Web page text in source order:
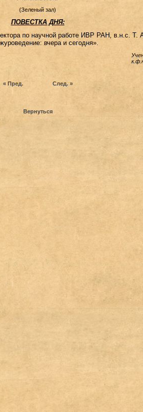
(Зеленый зал)
ПОВЕСТКА ДНЯ:
по научной работе ИВР РАН, в.н.с. Т.
вчера и сегодня».
« Пред. След. »
Вернуться